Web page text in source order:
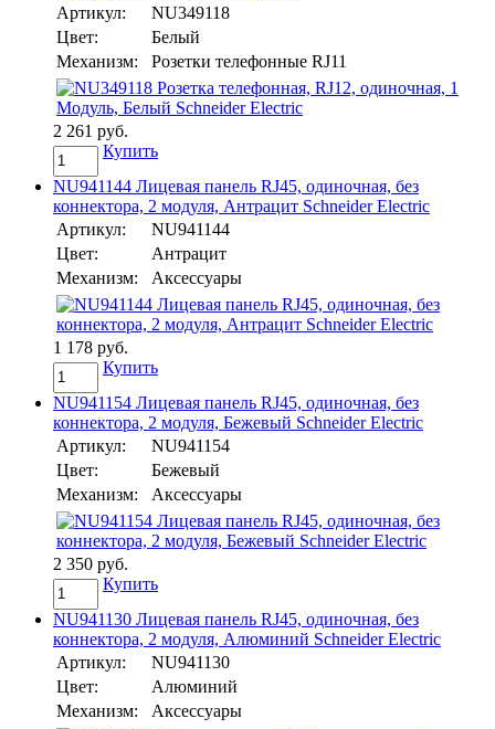
Артикул:
NU349118
Цвет:
Белый
Механизм:
Розетки телефонные RJ11
2 261 руб.
Купить
NU941144 Лицевая панель RJ45, одиночная, без
коннектора, 2 модуля, Антрацит Schneider Electric
Артикул:
NU941144
Цвет:
Антрацит
Механизм:
Аксессуары
1 178 руб.
Купить
NU941154 Лицевая панель RJ45, одиночная, без
коннектора, 2 модуля, Бежевый Schneider Electric
Артикул:
NU941154
Цвет:
Бежевый
Механизм:
Аксессуары
2 350 руб.
Купить
NU941130 Лицевая панель RJ45, одиночная, без
коннектора, 2 модуля, Алюминий Schneider Electric
Артикул:
NU941130
Цвет:
Алюминий
Механизм:
Аксессуары